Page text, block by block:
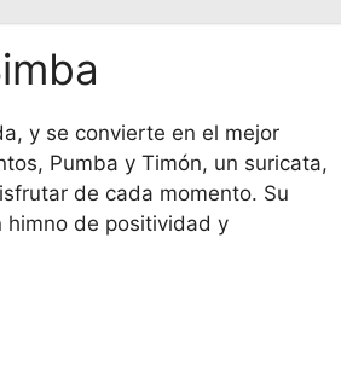
y se convierte en el mejor
Pumba y Timón, un suricata,
de cada momento. Su
himno de positividad y